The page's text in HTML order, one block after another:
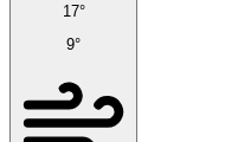
17°
9°